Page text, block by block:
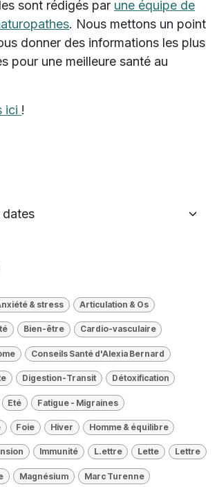
sont rédigés par une équipe de
. Nous mettons un point
donner des informations les plus
pour une meilleure santé au
ici !
& stress Articulation & Os
Bien-être Cardio-vasculaire
Conseils Santé d'Alexia Bernard
Digestion-Transit Détoxification
Eté Fatigue - Migraines
Foie Hiver Homme & équilibre
Immunité L.ettre Lette Lettre
Magnésium Marc Turenne